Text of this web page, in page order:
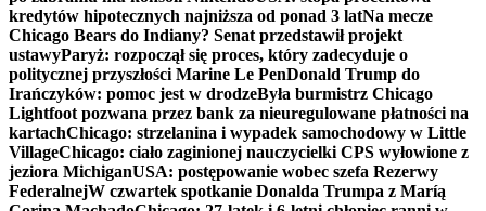
kredytów hipotecznych najniższa od ponad 3 latNa mecze
Chicago Bears do Indiany? Senat przedstawił projekt
ustawyParyż: rozpoczął się proces, który zadecyduje o
politycznej przyszłości Marine Le PenDonald Trump do
Irańczyków: pomoc jest w drodzeByła burmistrz Chicago
Lightfoot pozwana przez bank za nieuregulowane płatności na
kartachChicago: strzelanina i wypadek samochodowy w Little
VillageChicago: ciało zaginionej nauczycielki CPS wyłowione z
jeziora MichiganUSA: postępowanie wobec szefa Rezerwy
FederalnejW czwartek spotkanie Donalda Trumpa z Maríą